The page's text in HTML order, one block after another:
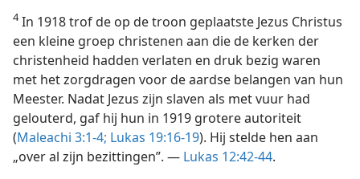
4In 1918 trof de op de troon geplaatste Jezus Christus
een kleine groep christenen aan die de kerken der
christenheid hadden verlaten en druk bezig waren
met het zorgdragen voor de aardse belangen van hun
Meester. Nadat Jezus zijn slaven als met vuur had
gelouterd, gaf hij hun in 1919 grotere autoriteit
(Maleachi 3:1-4; Lukas 19:16-19). Hij stelde hen aan
„over al zijn bezittingen”. — Lukas 12:42-44.